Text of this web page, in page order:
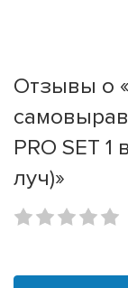
Отзывы о
PRO SET
луч)»